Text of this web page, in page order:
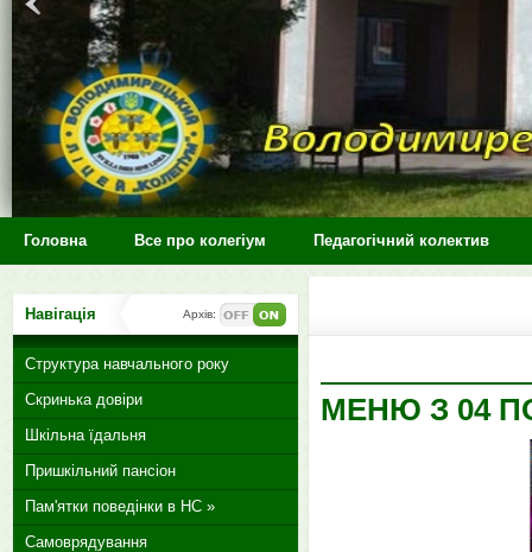
Головна Все про колегіум Педагогічний колектив
МЕНЮ З 04
Навігація Архів:
Структура навчального року
Скринька довіри
Шкільна їдальня
Пришкільний пансіон
Пам'ятки поведінки в НС »
Самоврядування